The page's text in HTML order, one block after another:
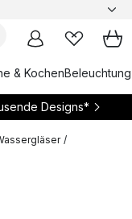
& KochenBeleuchtung
Designs*
/